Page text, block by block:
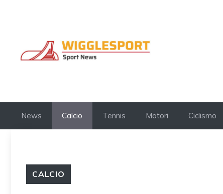
News Calcio Tennis Motori Ciclismo
CALCIO